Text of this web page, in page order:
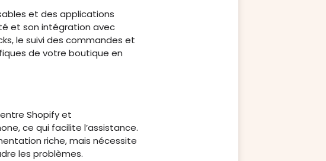
et des applications
et son intégration avec
le suivi des commandes et
de votre boutique en
Shopify et
ce qui facilite l’assistance.
riche, mais nécessite
les problèmes.